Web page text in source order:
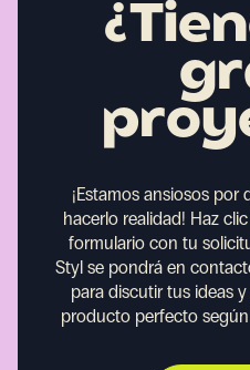
¡Estamos ansiosos
hacerlo realidad! Haz
formulario con tu
Styl se pondrá en
para discutir tus ideas
producto perfecto